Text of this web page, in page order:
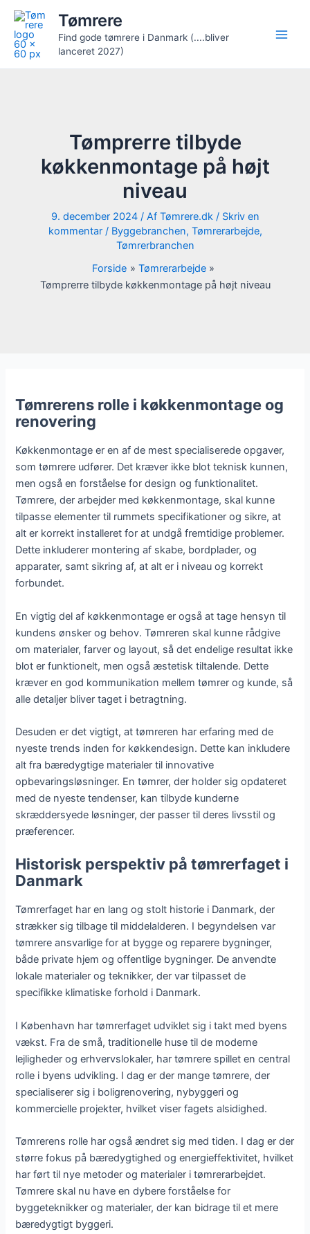
indholdet
Tømrere
Find gode tømrere i Danmark (....bliver
lanceret 2027)
Tømprerre tilbyde
køkkenmontage på højt
niveau
9. december 2024 / Af Tømrere.dk / Skriv en
kommentar / Byggebranchen, Tømrerarbejde,
Tømrerbranchen
Forside
Tømrerarbejde
Tømprerre tilbyde køkkenmontage på højt niveau
Tømrerens rolle i køkkenmontage og
renovering
Køkkenmontage er en af de mest specialiserede opgaver,
som tømrere udfører. Det kræver ikke blot teknisk kunnen,
men også en forståelse for design og funktionalitet.
Tømrere, der arbejder med køkkenmontage, skal kunne
tilpasse elementer til rummets specifikationer og sikre, at
alt er korrekt installeret for at undgå fremtidige problemer.
Dette inkluderer montering af skabe, bordplader, og
apparater, samt sikring af, at alt er i niveau og korrekt
forbundet.
En vigtig del af køkkenmontage er også at tage hensyn til
kundens ønsker og behov. Tømreren skal kunne rådgive
om materialer, farver og layout, så det endelige resultat ikke
blot er funktionelt, men også æstetisk tiltalende. Dette
kræver en god kommunikation mellem tømrer og kunde, så
alle detaljer bliver taget i betragtning.
Desuden er det vigtigt, at tømreren har erfaring med de
nyeste trends inden for køkkendesign. Dette kan inkludere
alt fra bæredygtige materialer til innovative
opbevaringsløsninger. En tømrer, der holder sig opdateret
med de nyeste tendenser, kan tilbyde kunderne
skræddersyede løsninger, der passer til deres livsstil og
præferencer.
Historisk perspektiv på tømrerfaget i
Danmark
Tømrerfaget har en lang og stolt historie i Danmark, der
strækker sig tilbage til middelalderen. I begyndelsen var
tømrere ansvarlige for at bygge og reparere bygninger,
både private hjem og offentlige bygninger. De anvendte
lokale materialer og teknikker, der var tilpasset de
specifikke klimatiske forhold i Danmark.
I København har tømrerfaget udviklet sig i takt med byens
vækst. Fra de små, traditionelle huse til de moderne
lejligheder og erhvervslokaler, har tømrere spillet en central
rolle i byens udvikling. I dag er der mange tømrere, der
specialiserer sig i boligrenovering, nybyggeri og
kommercielle projekter, hvilket viser fagets alsidighed.
Tømrerens rolle har også ændret sig med tiden. I dag er der
større fokus på bæredygtighed og energieffektivitet, hvilket
har ført til nye metoder og materialer i tømrerarbejdet.
Tømrere skal nu have en dybere forståelse for
byggeteknikker og materialer, der kan bidrage til et mere
bæredygtigt byggeri.